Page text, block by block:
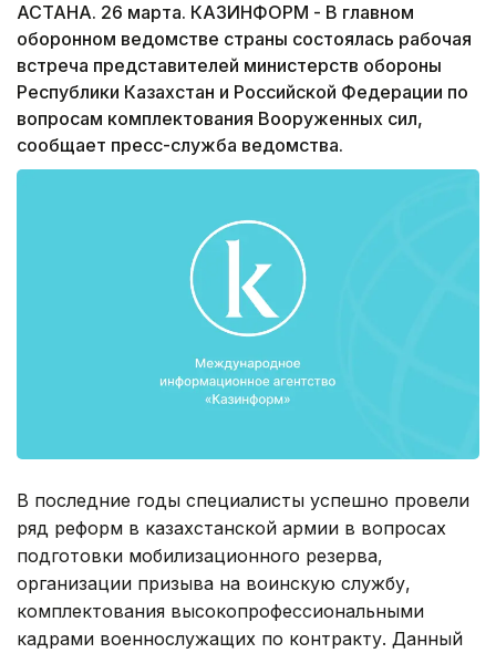
АСТАНА. 26 марта. КАЗИНФОРМ - В главном
оборонном ведомстве страны состоялась рабочая
встреча представителей министерств обороны
Республики Казахстан и Российской Федерации по
вопросам комплектования Вооруженных сил,
сообщает пресс-служба ведомства.
В последние годы специалисты успешно провели
ряд реформ в казахстанской армии в вопросах
подготовки мобилизационного резерва,
организации призыва на воинскую службу,
комплектования высокопрофессиональными
кадрами военнослужащих по контракту. Данный